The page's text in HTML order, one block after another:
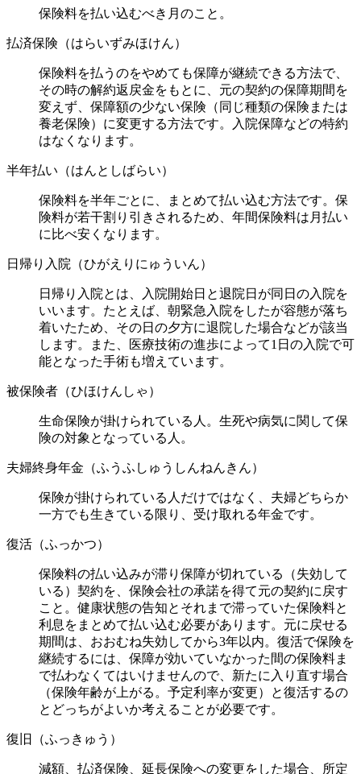
保険料を払い込むべき月のこと。
払済保険（はらいずみほけん）
保険料を払うのをやめても保障が継続できる方法で、
その時の解約返戻金をもとに、元の契約の保障期間を
変えず、保障額の少ない保険（同じ種類の保険または
養老保険）に変更する方法です。入院保障などの特約
はなくなります。
半年払い（はんとしばらい）
保険料を半年ごとに、まとめて払い込む方法です。保
険料が若干割り引きされるため、年間保険料は月払い
に比べ安くなります。
日帰り入院（ひがえりにゅういん）
日帰り入院とは、入院開始日と退院日が同日の入院を
いいます。たとえば、朝緊急入院をしたが容態が落ち
着いたため、その日の夕方に退院した場合などが該当
します。また、医療技術の進歩によって1日の入院で可
能となった手術も増えています。
被保険者（ひほけんしゃ）
生命保険が掛けられている人。生死や病気に関して保
険の対象となっている人。
夫婦終身年金（ふうふしゅうしんねんきん）
保険が掛けられている人だけではなく、夫婦どちらか
一方でも生きている限り、受け取れる年金です。
復活（ふっかつ）
保険料の払い込みが滞り保障が切れている（失効して
いる）契約を、保険会社の承諾を得て元の契約に戻す
こと。健康状態の告知とそれまで滞っていた保険料と
利息をまとめて払い込む必要があります。元に戻せる
期間は、おおむね失効してから3年以内。復活で保険を
継続するには、保障が効いていなかった間の保険料ま
で払わなくてはいけませんので、新たに入り直す場合
（保険年齢が上がる。予定利率が変更）と復活するの
とどっちがよいか考えることが必要です。
復旧（ふっきゅう）
減額、払済保険、延長保険への変更をした場合、所定